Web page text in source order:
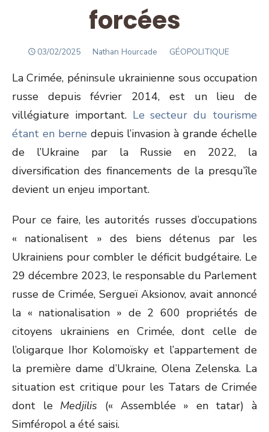
forcées
POSTED
03/02/2025 Author
Nathan Hourcade GÉOPOLITIQUE
La Crimée, péninsule ukrainienne sous occupation
russe depuis février 2014, est un lieu de
villégiature important. Le secteur du tourisme
étant en berne depuis l’invasion à grande échelle
de l’Ukraine par la Russie en 2022, la
diversification des financements de la presqu’île
devient un enjeu important.
Pour ce faire, les autorités russes d’occupations
« nationalisent » des biens détenus par les
Ukrainiens pour combler le déficit budgétaire. Le
29 décembre 2023, le responsable du Parlement
russe de Crimée, Sergueï Aksionov, avait annoncé
la « nationalisation » de 2 600 propriétés de
citoyens ukrainiens en Crimée, dont celle de
l’oligarque Ihor Kolomoïsky et l’appartement de
la première dame d’Ukraine, Olena Zelenska. La
situation est critique pour les Tatars de Crimée
dont le Medjilis (« Assemblée » en tatar) à
Simféropol a été saisi.